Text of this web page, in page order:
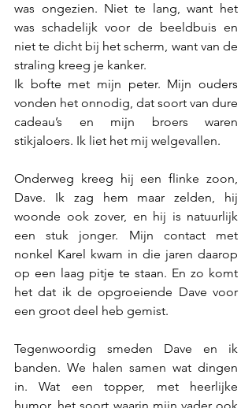
was ongezien. Niet te lang, want het
was schadelijk voor de beeldbuis en
niet te dicht bij het scherm, want van de
straling kreeg je kanker.
Ik bofte met mijn peter. Mijn ouders
vonden het onnodig, dat soort van dure
cadeau’s en mijn broers waren
stikjaloers. Ik liet het mij welgevallen.
Onderweg kreeg hij een flinke zoon,
Dave. Ik zag hem maar zelden, hij
woonde ook zover, en hij is natuurlijk
een stuk jonger. Mijn contact met
nonkel Karel kwam in die jaren daarop
op een laag pitje te staan. En zo komt
het dat ik de opgroeiende Dave voor
een groot deel heb gemist.
Tegenwoordig smeden Dave en ik
banden. We halen samen wat dingen
in. Wat een topper, met heerlijke